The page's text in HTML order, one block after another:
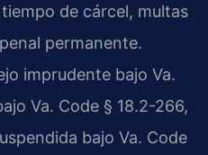
de cárcel, multas
permanente.
imprudente bajo Va.
Va. Code § 18.2-266,
bajo Va. Code